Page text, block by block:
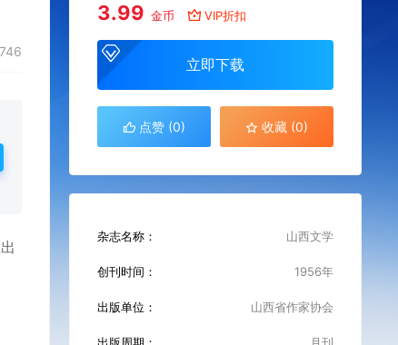
746
3.99 金币 VIP折扣
立即下载
点赞 (0) 收藏 (0)
杂志名称： 山西文学
创刊时间： 1956年
出版单位： 山西省作家协会